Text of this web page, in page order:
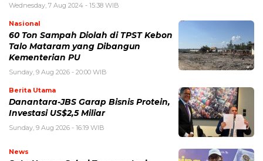
Wednesday, 7 Aug 2024 - 15:38 WIB
Nasional
60 Ton Sampah Diolah di TPST Kebon
Talo Mataram yang Dibangun
Kementerian PU
Sunday, 9 Aug 2026 - 20:00 WIB
Berita Utama
Danantara-JBS Garap Bisnis Protein,
Investasi US$2,5 Miliar
Sunday, 9 Aug 2026 - 16:19 WIB
News